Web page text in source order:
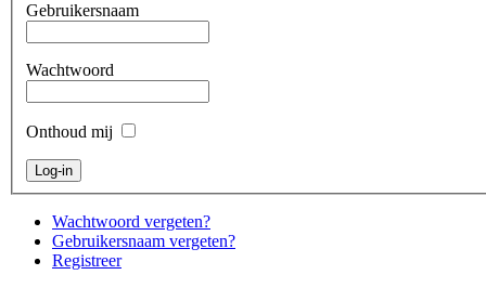
Gebruikersnaam
Wachtwoord
Onthoud mij
Wachtwoord vergeten?
Gebruikersnaam vergeten?
Registreer